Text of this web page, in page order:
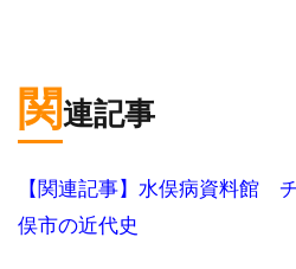
関連記事
【関連記事】水俣病資料館
俣市の近代史